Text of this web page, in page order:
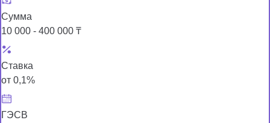
Сумма
10 000 - 400 000 ₸
Ставка
от 0,1%
ГЭСВ